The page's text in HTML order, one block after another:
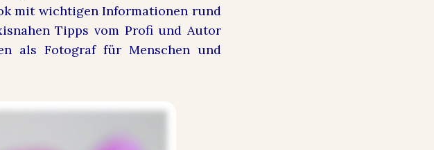
mit wichtigen Informationen rund
Tipps vom Profi und Autor
als Fotograf für Menschen und